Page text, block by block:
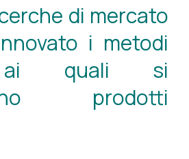
di mercato
i metodi
ai quali si
prodotti